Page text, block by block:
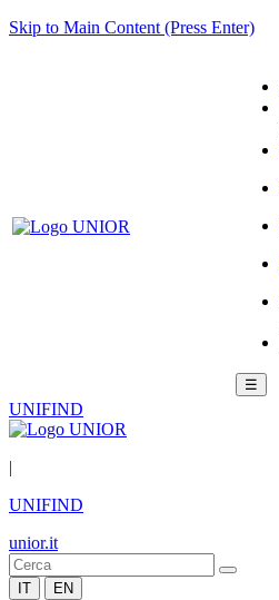
Skip to Main Content (Press Enter)
☰
UNIFIND
|
UNIFIND
unior.it
IT EN